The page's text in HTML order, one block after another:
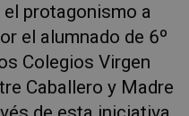
protagonismo a
el alumnado de 6º
Colegios Virgen
Caballero y Madre